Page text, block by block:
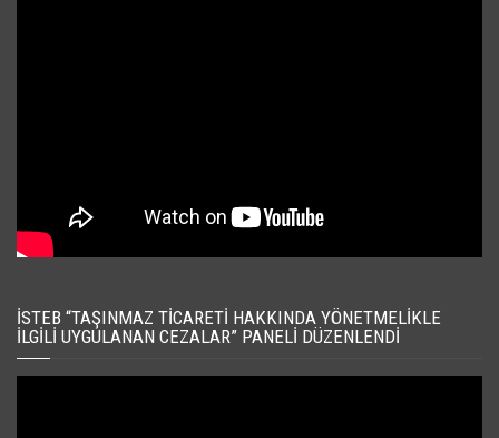
İSTEB “TAŞINMAZ TICARETI HAKKINDA YÖNETMELIKLE
İLGILI UYGULANAN CEZALAR” PANELI DÜZENLENDI